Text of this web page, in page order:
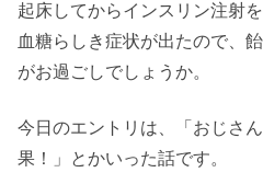
起床してからインスリン注射
血糖らしき症状が出たので、
がお過ごしでしょうか。
今日のエントリは、「おじさ
果！」とかいった話です。